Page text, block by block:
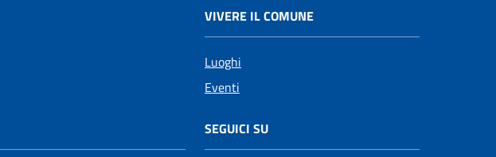
VIVERE IL COMUNE
Luoghi
Eventi
SEGUICI SU